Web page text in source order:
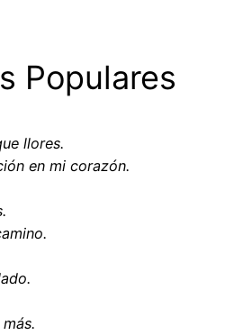
Populares
llores.
en mi corazón.